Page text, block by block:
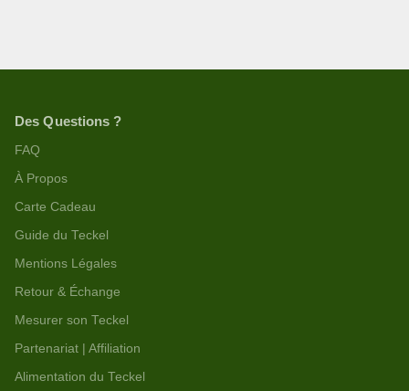
Des Questions ?
FAQ
À Propos
Carte Cadeau
Guide du Teckel
Mentions Légales
Retour & Échange
Mesurer son Teckel
Partenariat | Affiliation
Alimentation du Teckel